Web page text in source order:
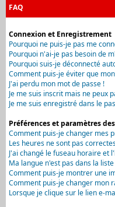
FAQ
Connexion et Enregistrement
Pourquoi ne puis-je pas me
Pourquoi n'ai-je pas besoin de
Pourquoi suis-je déconnecté
Comment puis-je éviter que
J'ai perdu mon mot de passe !
Je me suis inscrit mais ne peux
Je me suis enregistré dans le
Préférences et paramètres
Comment puis-je changer mes
Les heures ne sont pas
J'ai changé le fuseau horaire et
Ma langue n'est pas dans la liste
Comment puis-je montrer une
Comment puis-je changer mon
Lorsque je clique sur le lien e-